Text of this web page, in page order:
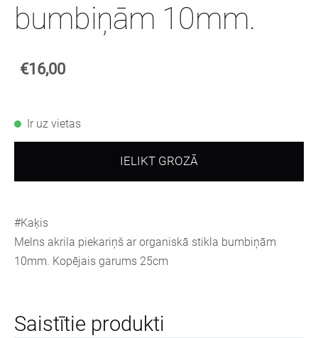
bumbiņām 10mm.
€16,00
Ir uz vietas
IELIKT GROZĀ
#Kaķis
Melns akrila piekariņš ar organiskā stikla bumbiņām
10mm. Kopējais garums 25cm
Saistītie produkti